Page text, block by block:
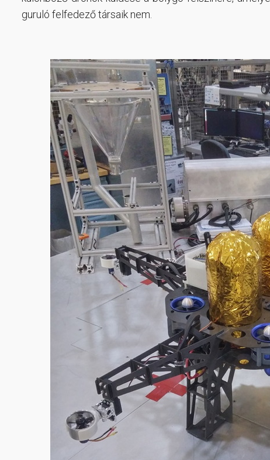
guruló felfedező társaik nem.